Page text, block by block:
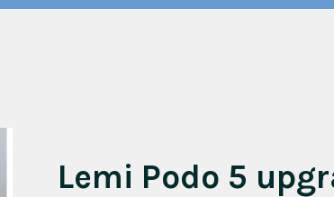
Beauty 2026
Lemi Podo 5